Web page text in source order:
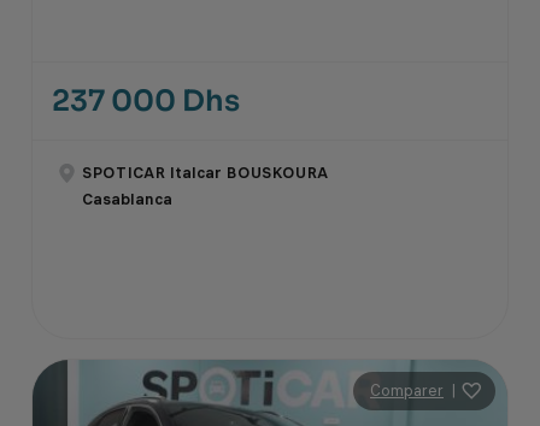
237 000 Dhs
SPOTICAR Italcar BOUSKOURA
Casablanca
Comparer |